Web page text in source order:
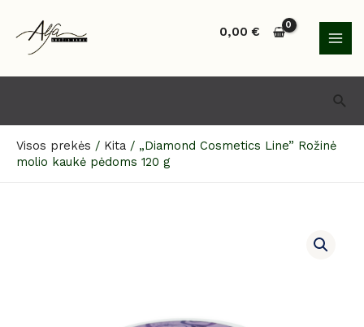
turinio
0,00€
Visos prekės / Kita / „Diamond Cosmetics Line” Rožinė
molio kaukė pėdoms 120 g